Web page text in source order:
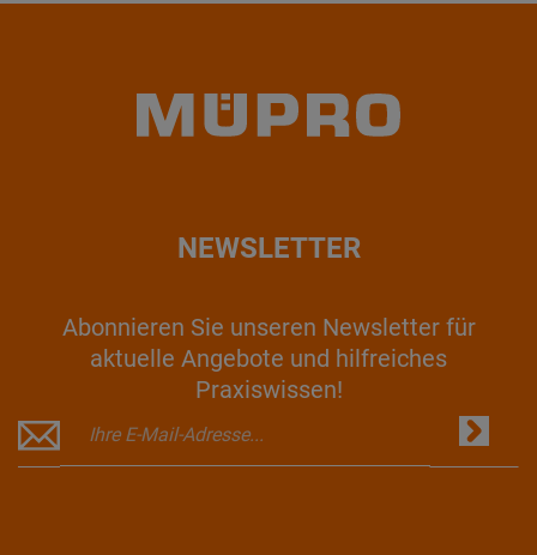
NEWSLETTER
Abonnieren Sie unseren Newsletter für
aktuelle Angebote und hilfreiches
Praxiswissen!